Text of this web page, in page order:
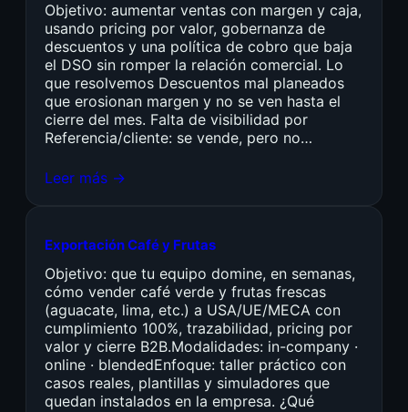
Objetivo: aumentar ventas con margen y caja,
usando pricing por valor, gobernanza de
descuentos y una política de cobro que baja
el DSO sin romper la relación comercial. Lo
que resolvemos Descuentos mal planeados
que erosionan margen y no se ven hasta el
cierre del mes. Falta de visibilidad por
Referencia/cliente: se vende, pero no…
Leer más →
Exportación Café y Frutas
Objetivo: que tu equipo domine, en semanas,
cómo vender café verde y frutas frescas
(aguacate, lima, etc.) a USA/UE/MECA con
cumplimiento 100%, trazabilidad, pricing por
valor y cierre B2B.Modalidades: in-company ·
online · blendedEnfoque: taller práctico con
casos reales, plantillas y simuladores que
quedan instalados en la empresa. ¿Qué